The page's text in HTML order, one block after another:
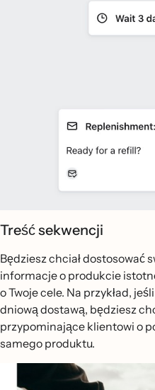
Treść sekwencji
Będziesz chciał dostosować
informacje o produkcie
o Twoje cele. Na przykład,
dniową dostawą, będziesz
przypominające klientowi o
samego produktu.